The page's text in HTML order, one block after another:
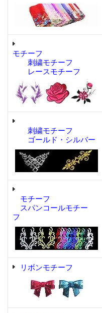
モチーフ
刺繍モチーフ
レースモチーフ
刺繍モチーフ
ゴールド・シルバー
モチーフ
スパンコールモチー
フ
リボンモチーフ